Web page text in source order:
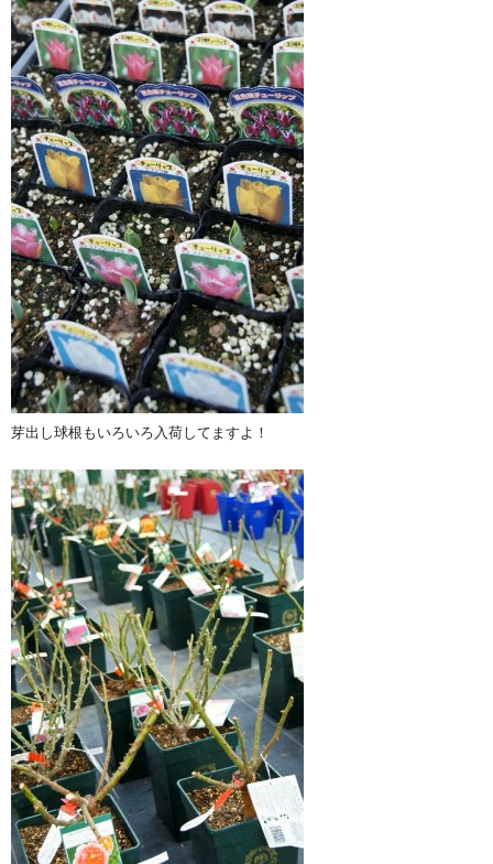
芽出し球根もいろいろ入荷してますよ！